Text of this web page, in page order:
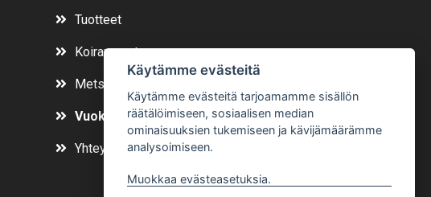
Tuotteet
Koiranruoat
Metsästys
Vuokraa
Yhteystiedot
Käytämme evästeitä
Käytämme evästeitä tarjoamamme sisällön
räätälöimiseen, sosiaalisen median
ominaisuuksien tukemiseen ja kävijämäärämme
analysoimiseen.
Muokkaa evästeasetuksia.